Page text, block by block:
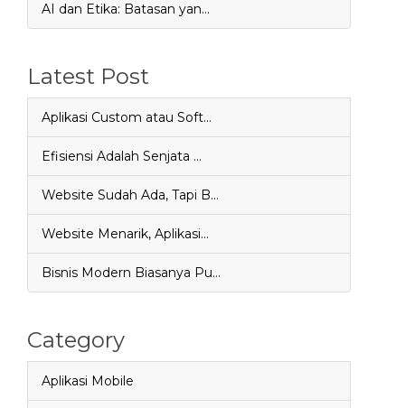
AI dan Etika: Batasan yan…
Latest Post
Aplikasi Custom atau Soft…
Efisiensi Adalah Senjata …
Website Sudah Ada, Tapi B…
Website Menarik, Aplikasi…
Bisnis Modern Biasanya Pu…
Category
Aplikasi Mobile